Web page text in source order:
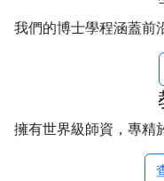
我們的博士學程涵蓋前
擁有世界級師資，專精